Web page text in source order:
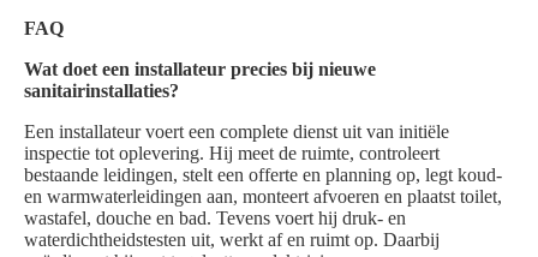
FAQ
Wat doet een installateur precies bij nieuwe
sanitairinstallaties?
Een installateur voert een complete dienst uit van initiële
inspectie tot oplevering. Hij meet de ruimte, controleert
bestaande leidingen, stelt een offerte en planning op, legt koud-
en warmwaterleidingen aan, monteert afvoeren en plaatst toilet,
wastafel, douche en bad. Tevens voert hij druk- en
waterdichtheidstesten uit, werkt af en ruimt op. Daarbij